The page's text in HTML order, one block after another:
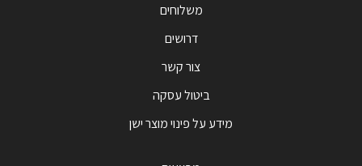
משלוחים
דרושים
צור קשר
ביטול עסקה
מידע על פינוי מוצר ישן